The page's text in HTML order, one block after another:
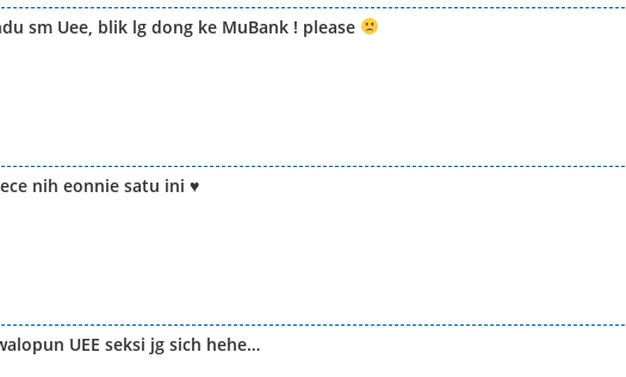
sm Uee, blik lg dong ke MuBank ! please
nih eonnie satu ini ♥
UEE seksi jg sich hehe…